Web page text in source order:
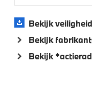
Servotronic
Bekijk
Bekijk
Bekijk